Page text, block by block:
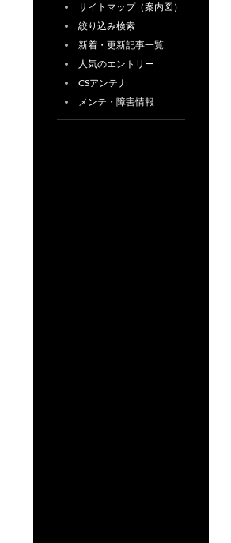
サイトマップ（案内図）
絞り込み検索
新着・更新記事一覧
人気のエントリー
CSアンテナ
メンテ・障害情報